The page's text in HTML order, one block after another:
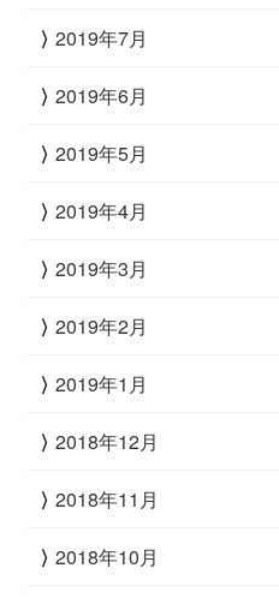
2019年7月
2019年6月
2019年5月
2019年4月
2019年3月
2019年2月
2019年1月
2018年12月
2018年11月
2018年10月